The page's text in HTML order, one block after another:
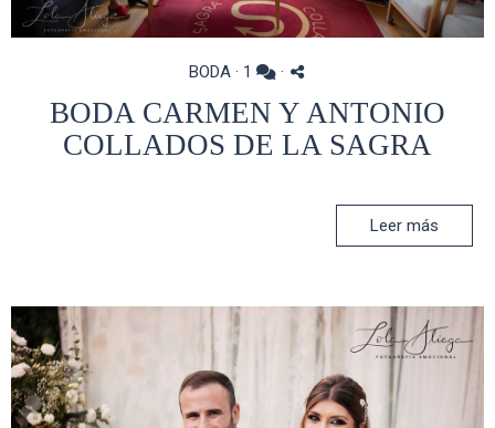
BODA · 1 ·
BODA CARMEN Y ANTONIO
COLLADOS DE LA SAGRA
Leer más